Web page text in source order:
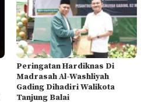
Peringatan Hardiknas Di
Madrasah Al-Washliyah
Gading Dihadiri Walikota
Tanjung Balai